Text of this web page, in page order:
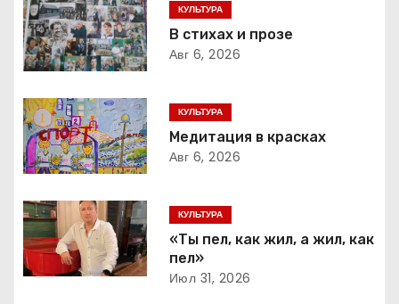
г
а
ц
и
я
п
о
з
КУЛЬТУРА
В стихах и прозе
Авг 6, 2026
КУЛЬТУРА
Медитация в красках
Авг 6, 2026
КУЛЬТУРА
«Ты пел, как жил, а жил, как
пел»
Июл 31, 2026